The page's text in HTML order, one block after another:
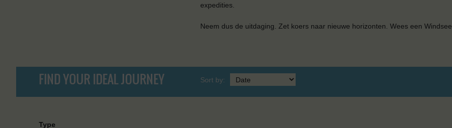
expedities.
Neem dus de uitdaging. Zet koers naar nieuwe horizonten. Wees een
FIND YOUR IDEAL JOURNEY Sort by:
Type